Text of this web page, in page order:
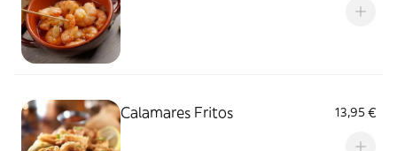
Calamares Fritos 13,95 €